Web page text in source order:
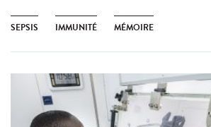
SEPSIS IMMUNITÉ MÉMOIRE